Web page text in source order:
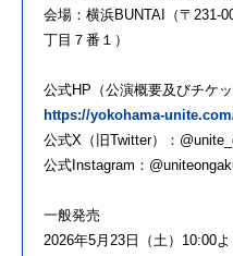
会場：横浜BUNTAI（〒231-
丁目７番１）
公式HP（公演概要及びチケ
https://yokohama-
公式X（旧Twitter）：
公式Instagram：
一般発売
2026年5月23日（土）10:00